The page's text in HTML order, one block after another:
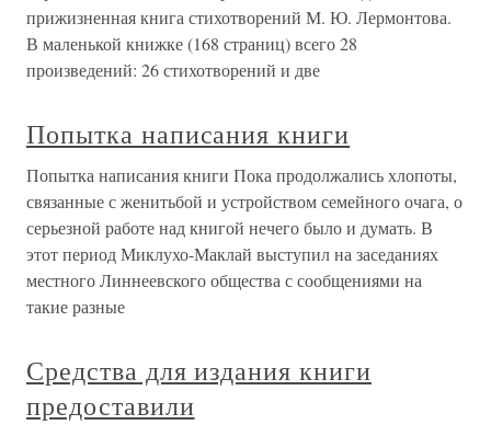
прижизненная книга стихотворений М. Ю. Лермонтова.
В маленькой книжке (168 страниц) всего 28
произведений: 26 стихотворений и две
Попытка написания книги
Попытка написания книги Пока продолжались хлопоты,
связанные с женитьбой и устройством семейного очага, о
серьезной работе над книгой нечего было и думать. В
этот период Миклухо-Маклай выступил на заседаниях
местного Линнеевского общества с сообщениями на
такие разные
Средства для издания книги
предоставили